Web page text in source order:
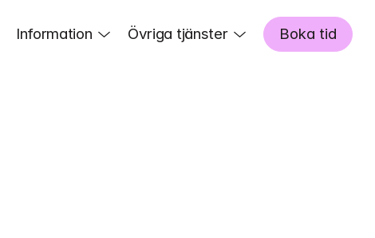
Information Övriga tjänster Boka tid